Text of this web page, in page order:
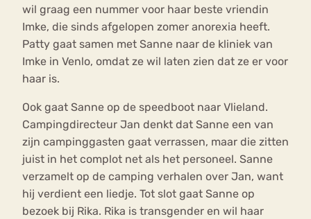
wil graag een nummer voor haar beste vriendin
Imke, die sinds afgelopen zomer anorexia heeft.
Patty gaat samen met Sanne naar de kliniek van
Imke in Venlo, omdat ze wil laten zien dat ze er voor
haar is.
Ook gaat Sanne op de speedboot naar Vlieland.
Campingdirecteur Jan denkt dat Sanne een van
zijn campinggasten gaat verrassen, maar die zitten
juist in het complot net als het personeel. Sanne
verzamelt op de camping verhalen over Jan, want
hij verdient een liedje. Tot slot gaat Sanne op
bezoek bij Rika. Rika is transgender en wil haar